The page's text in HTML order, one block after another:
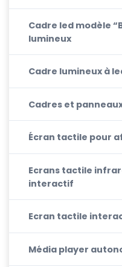
Cadre led modèle
lumineux
Cadre lumineux à
Cadres et
Écran tactile pour
Ecrans tactile
interactif
Ecran tactile
Média player